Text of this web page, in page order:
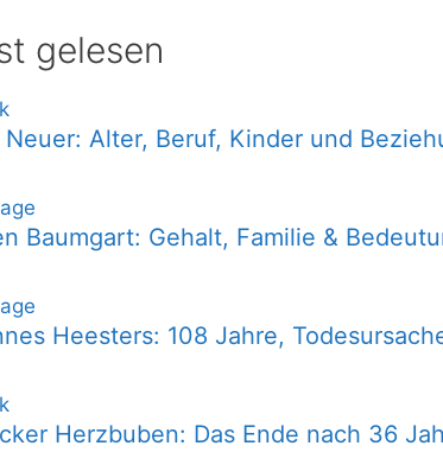
gelesen
Neuer: Alter, Beruf, Kinder und
Baumgart: Gehalt, Familie &
Heesters: 108 Jahre,
Herzbuben: Das Ende nach 36